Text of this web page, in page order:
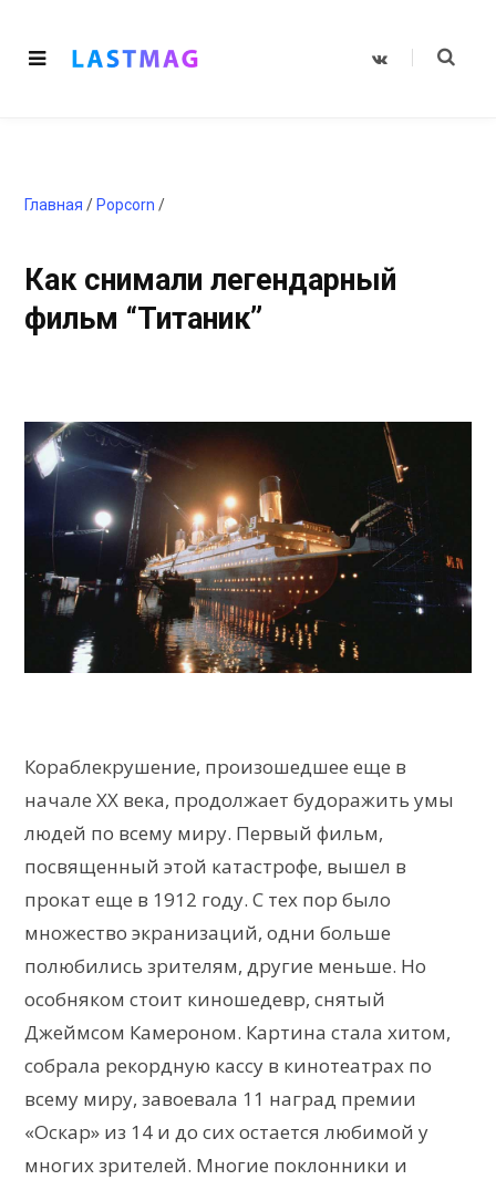
V
Главная / Popcorn /
Как снимали легендарный
фильм “Титаник”
Кораблекрушение, произошедшее еще в
начале XX века, продолжает будоражить умы
людей по всему миру. Первый фильм,
посвященный этой катастрофе, вышел в
прокат еще в 1912 году. С тех пор было
множество экранизаций, одни больше
полюбились зрителям, другие меньше. Но
особняком стоит киношедевр, снятый
Джеймсом Камероном. Картина стала хитом,
собрала рекордную кассу в кинотеатрах по
всему миру, завоевала 11 наград премии
«Оскар» из 14 и до сих остается любимой у
многих зрителей. Многие поклонники и